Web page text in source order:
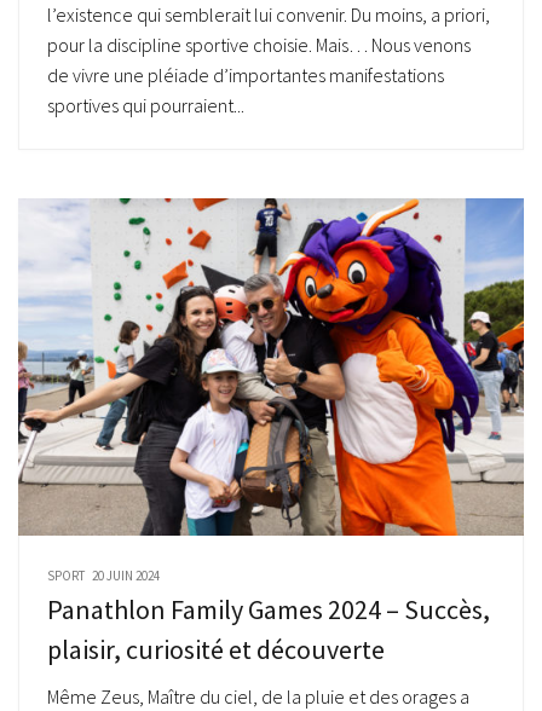
l’existence qui semblerait lui convenir. Du moins, a priori,
pour la discipline sportive choisie. Mais… Nous venons
de vivre une pléiade d’importantes manifestations
sportives qui pourraient...
SPORT 20 JUIN 2024
Panathlon Family Games 2024 – Succès,
plaisir, curiosité et découverte
Même Zeus, Maître du ciel, de la pluie et des orages a